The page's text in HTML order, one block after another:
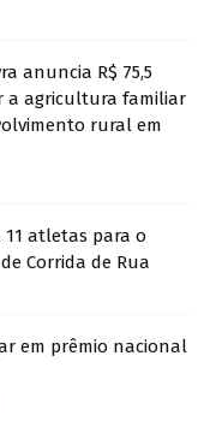
anuncia R$ 75,5
a agricultura familiar
rural em
11 atletas para o
Corrida de Rua
em prêmio nacional